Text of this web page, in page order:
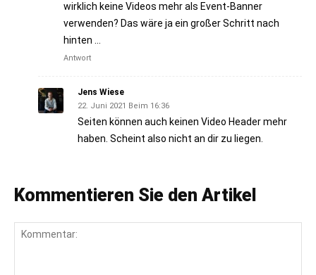
wirklich keine Videos mehr als Event-Banner
verwenden? Das wäre ja ein großer Schritt nach
hinten …
Antwort
Jens Wiese
22. Juni 2021 Beim 16:36
Seiten können auch keinen Video Header mehr
haben. Scheint also nicht an dir zu liegen.
Kommentieren Sie den Artikel